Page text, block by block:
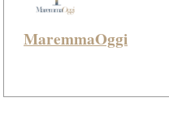
MaremmaOggi